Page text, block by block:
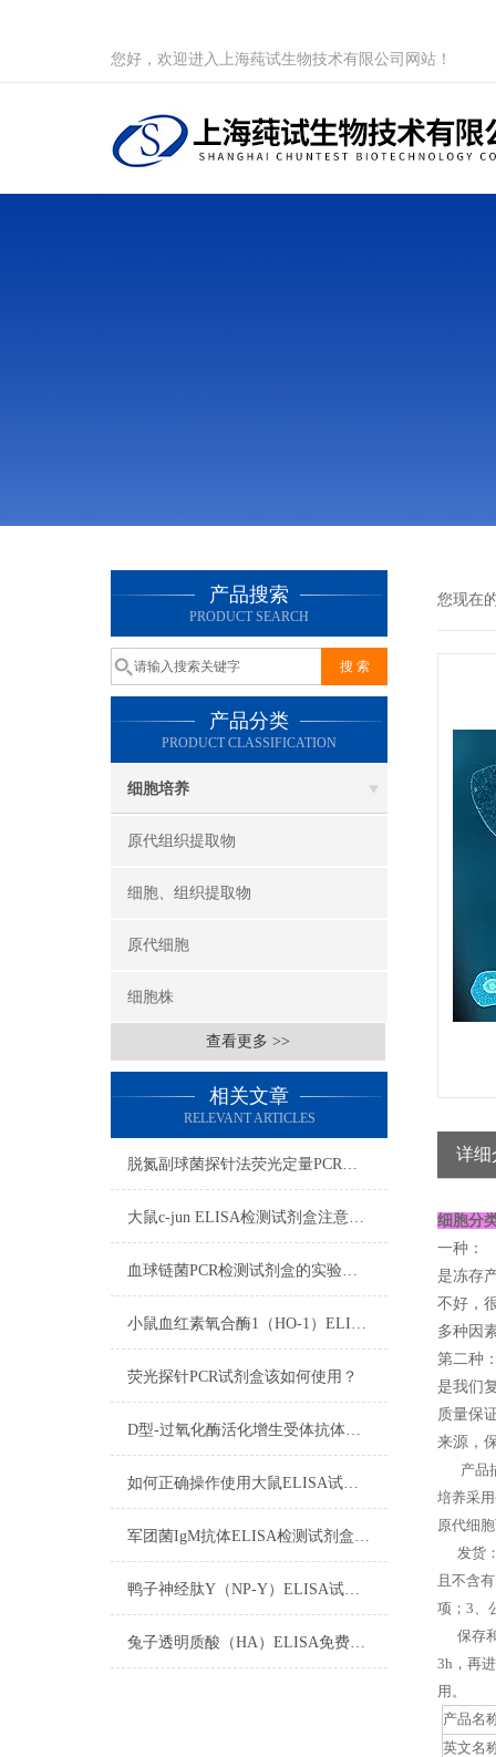
您好，欢迎进入上海莼试生物技术有限公司网站！
产品搜索
PRODUCT SEARCH
产品分类
PRODUCT CLASSIFICATION
细胞培养
原代组织提取物
细胞、组织提取物
原代细胞
细胞株
查看更多 >>
相关文章
RELEVANT ARTICLES
脱氮副球菌探针法荧光定量PCR检测试剂盒反应流程常规程序
大鼠c-jun ELISA检测试剂盒注意事项
血球链菌PCR检测试剂盒的实验步骤
小鼠血红素氧合酶1（HO-1）ELISA免费代测试剂盒样本处理及要求
荧光探针PCR试剂盒该如何使用？
D型-过氧化酶活化增生受体抗体​技术的实验步骤
如何正确操作使用大鼠ELISA试剂盒？
军团菌IgM抗体ELISA检测试剂盒注意事项
鸭子神经肽Y（NP-Y）ELISA试剂盒注意事项
兔子透明质酸（HA）ELISA免费代测试剂盒间接法的步骤
您现在
详细
细胞分
一种：
是冻存
不好，
多种因
第二种
是我们
质量保
来源，
产品描
培养采
原代细
发货：
且不含
项；3、
保存和
3h，再
用。
产品名
英文名